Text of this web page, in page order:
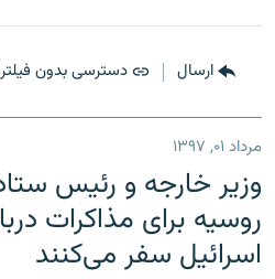
ارسال دسترسی بدون
مرداد ۰۱, ۱۳۹۷
وزیر خارجه و رئیس‌
روسیه برای مذاکرات
اسرائیل سفر می‌کنند